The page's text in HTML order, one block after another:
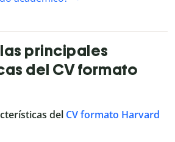
principales
del CV formato
del CV formato Harvard